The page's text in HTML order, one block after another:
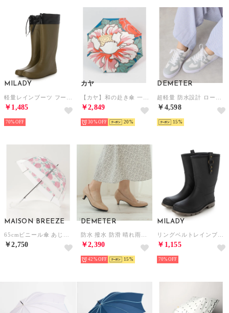
MILADY
￥1,485
70%
カヤ
￥2,849
30% 20
DEMETER
￥4,598
15
MAISON BREEZE
￥2,750
DEMETER
￥2,390
42% 15
MILADY
￥1,155
70%